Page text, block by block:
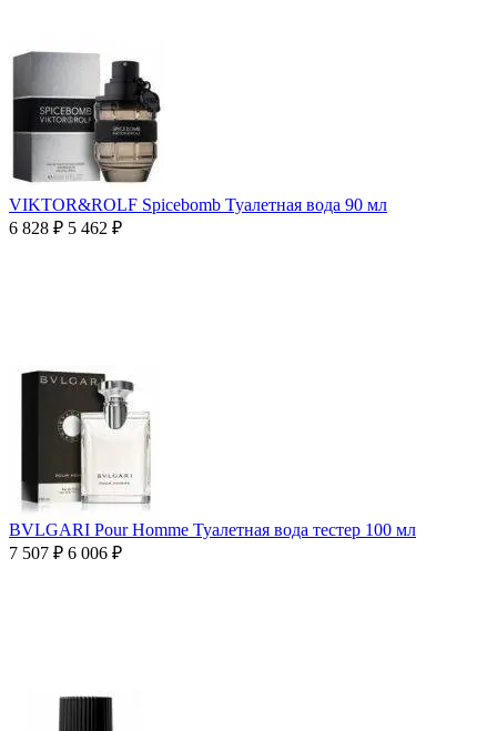
VIKTOR&ROLF Spicebomb Туалетная вода 90 мл
6 828 ₽ 5 462 ₽
BVLGARI Pour Homme Туалетная вода тестер 100 мл
7 507 ₽ 6 006 ₽